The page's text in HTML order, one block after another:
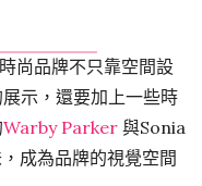
尚品牌不只靠空間設
示，還要加上一些時
Warby Parker 與Sonia
成為品牌的視覺空間